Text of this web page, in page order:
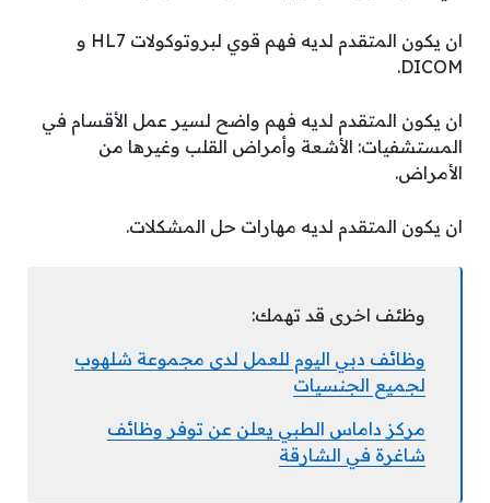
ان يكون المتقدم لديه فهم قوي لبروتوكولات HL7 و
DICOM.
ان يكون المتقدم لديه فهم واضح لسير عمل الأقسام في
المستشفيات: الأشعة وأمراض القلب وغيرها من
الأمراض‏.
ان يكون المتقدم لديه ‏مهارات حل المشكلات‏.
وظئف اخرى قد تهمك:
وظائف دبي اليوم للعمل لدى مجموعة شلهوب
لجميع الجنسيات
مركز داماس الطبي يعلن عن توفر وظائف
شاغرة في الشارقة